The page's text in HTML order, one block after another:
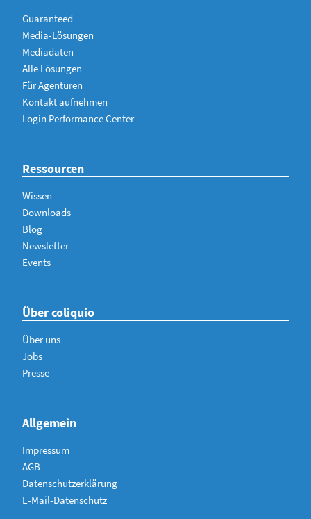
Guaranteed
Media-Lösungen
Mediadaten
Alle Lösungen
Für Agenturen
Kontakt aufnehmen
Login Performance Center
Ressourcen
Wissen
Downloads
Blog
Newsletter
Events
Über coliquio
Über uns
Jobs
Presse
Allgemein
Impressum
AGB
Datenschutzerklärung
E-Mail-Datenschutz